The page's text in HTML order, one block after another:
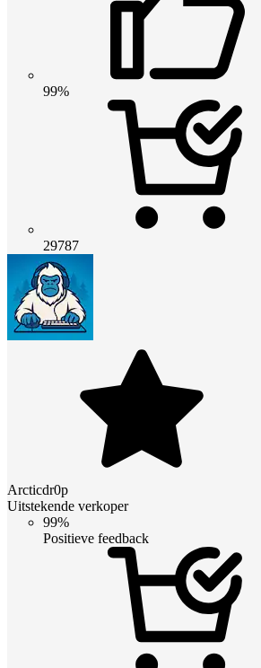
99%
29787
Arcticdr0p
Uitstekende verkoper
99%
Positieve feedback